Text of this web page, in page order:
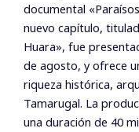
documental
nuevo capítulo,
Huara», fue
de agosto, y ofrece
riqueza histórica,
Tamarugal. La
una duración de 40